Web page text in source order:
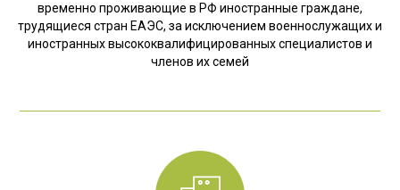
временно проживающие в РФ иностранные граждане,
трудящиеся стран ЕАЭС, за исключением военнослужащих и
иностранных высококвалифицированных специалистов и
членов их семей